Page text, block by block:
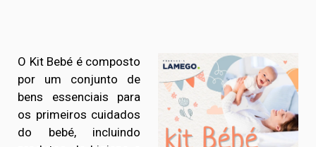
O Kit Bebé é composto
por um conjunto de
bens essenciais para
os primeiros cuidados
do bebé, incluindo